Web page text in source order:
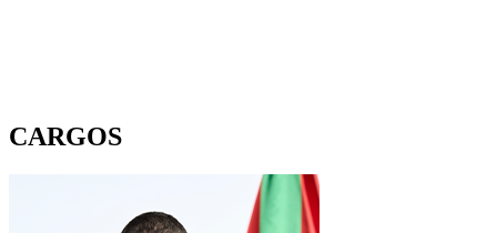
CARGOS